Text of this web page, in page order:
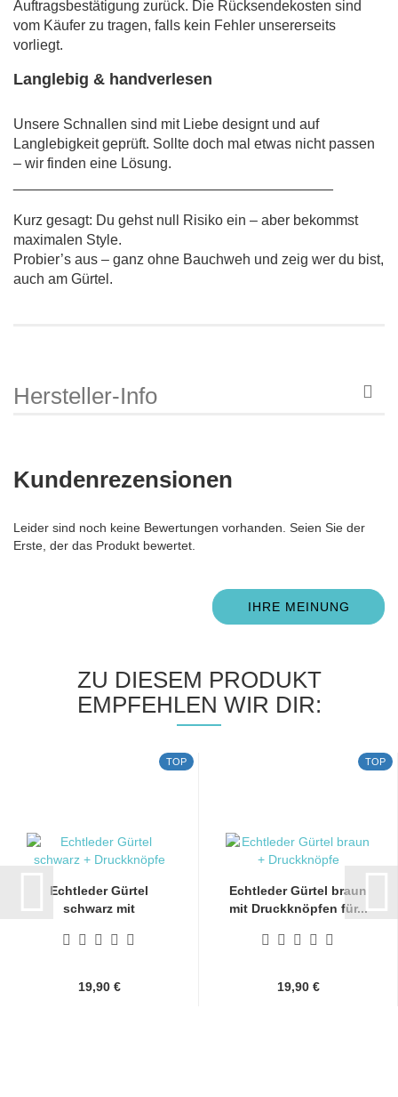
Auftragsbestätigung zurück. Die Rücksendekosten sind
vom Käufer zu tragen, falls kein Fehler unsererseits
vorliegt.
Langlebig & handverlesen
Unsere Schnallen sind mit Liebe designt und auf
Langlebigkeit geprüft. Sollte doch mal etwas nicht passen
– wir finden eine Lösung.
Kurz gesagt: Du gehst null Risiko ein – aber bekommst
maximalen Style.
Probier’s aus – ganz ohne Bauchweh und zeig wer du bist,
auch am Gürtel.
Hersteller-Info
Kundenrezensionen
Leider sind noch keine Bewertungen vorhanden. Seien Sie der
Erste, der das Produkt bewertet.
IHRE MEINUNG
ZU DIESEM PRODUKT
EMPFEHLEN WIR DIR:
TOP
Echtleder Gürtel
schwarz mit
19,90 €
TOP
Echtleder Gürtel braun
mit Druckknöpfen für...
19,90 €